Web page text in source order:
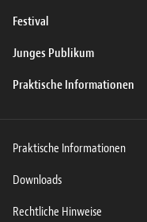
Festival
Junges Publikum
Praktische Informationen
Praktische Informationen
Downloads
Rechtliche Hinweise